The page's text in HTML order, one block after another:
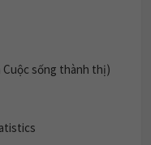
sống thành thị)